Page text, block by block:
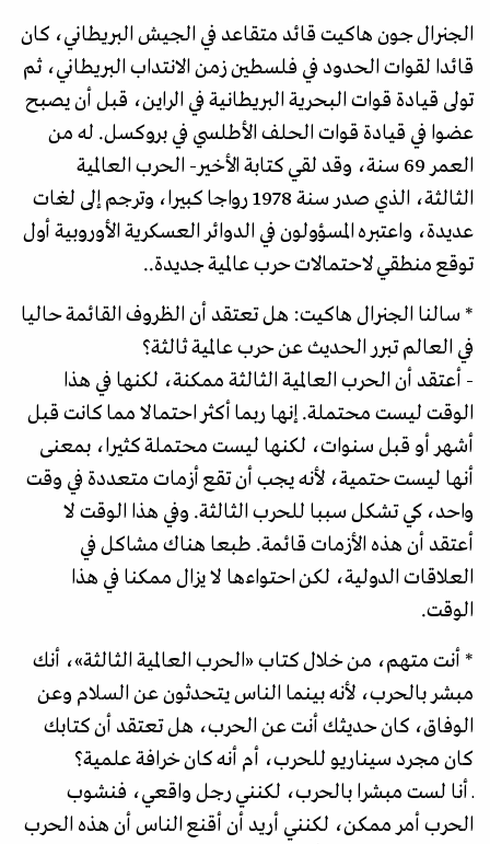
الجنرال جون هاکیت قائد متقاعد في الجيش البريطاني، كان
قائدا لقوات الحدود في فلسطين زمن الانتداب البريطاني، ثم
تولى قيادة قوات البحرية البريطانية في الراين، قبل أن يصبح
عضوا في قيادة قوات الحلف الأطلسي في بروكسل. له من
العمر 69 سنة، وقد لقي كتابة الأخير- الحرب العالمية
الثالثة، الذي صدر سنة 1978 رواجا كبيرا، وترجم إلى لغات
عديدة، واعتبره المسؤولون في الدوائر العسكرية الأوروبية أول
توقع منطقي لاحتمالات حرب عالمية جديدة..
* سالنا الجنرال هاكيت: هل تعتقد أن الظروف القائمة حاليا
في العالم تبرر الحديث عن حرب عالمية ثالثة؟
- أعتقد أن الحرب العالمية الثالثة ممكنة، لكنها في هذا
الوقت ليست محتملة. إنها ربما أكثر احتمالا مما كانت قبل
أشهر أو قبل سنوات، لكنها لیست محتملة كثيرا، بمعنى
أنها ليست حتمية، لأنه يجب أن تقع أزمات متعددة في وقت
واحد، كي تشكل سببا للحرب الثالثة. وفي هذا الوقت لا
أعتقد أن هذه الأزمات قائمة. طبعا هناك مشاكل في
العلاقات الدولية، لكن احتواءها لا يزال ممكنا في هذا
الوقت.
* أنت متهم، من خلال كتاب «الحرب العالمية الثالثة»، أنك
مبشر بالحرب، لأنه بينما الناس يتحدثون عن السلام وعن
الوفاق، كان حديثك أنت عن الحرب، هل تعتقد أن كتابك
كان مجرد سيناريو للحرب، أم أنه كان خرافة علمية؟
ـ أنا لست مبشرا بالحرب، لكنني رجل واقعي، فنشوب
الحرب أمر ممكن، لكنني أريد أن أقنع الناس أن هذه الحرب